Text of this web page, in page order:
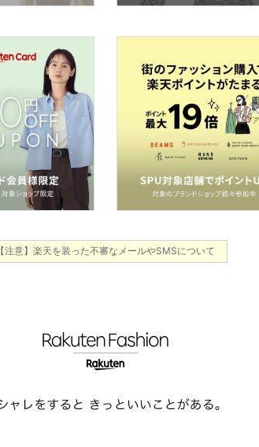
【注意】楽天を装った不審なメールやSMSについて